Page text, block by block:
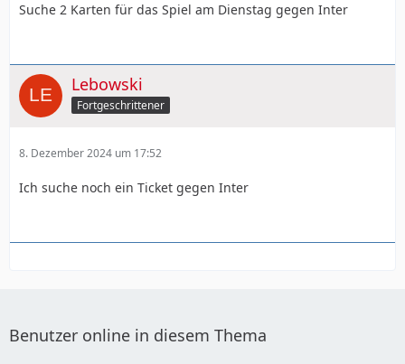
Suche 2 Karten für das Spiel am Dienstag gegen Inter
Lebowski
Fortgeschrittener
8. Dezember 2024 um 17:52
Ich suche noch ein Ticket gegen Inter
Benutzer online in diesem Thema